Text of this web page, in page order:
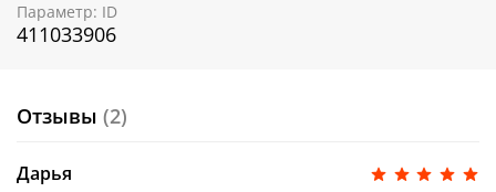
Параметр: ID
411033906
Отзывы (2)
Дарья